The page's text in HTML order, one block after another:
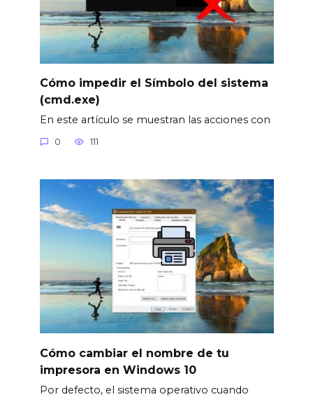
Cómo impedir el Símbolo del sistema
(cmd.exe)
En este artículo se muestran las acciones con
0 111
Cómo cambiar el nombre de tu
impresora en Windows 10
Por defecto, el sistema operativo cuando